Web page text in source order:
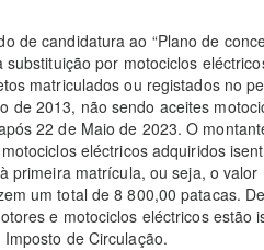
de candidatura ao “Plano de
substituição por motociclos
matriculados ou registados no
de 2013, não sendo aceites
22 de Maio de 2023. O
eléctricos adquiridos
primeira matrícula, ou seja, o
um total de 8 800,00 patacas.
e motociclos eléctricos
de Circulação.